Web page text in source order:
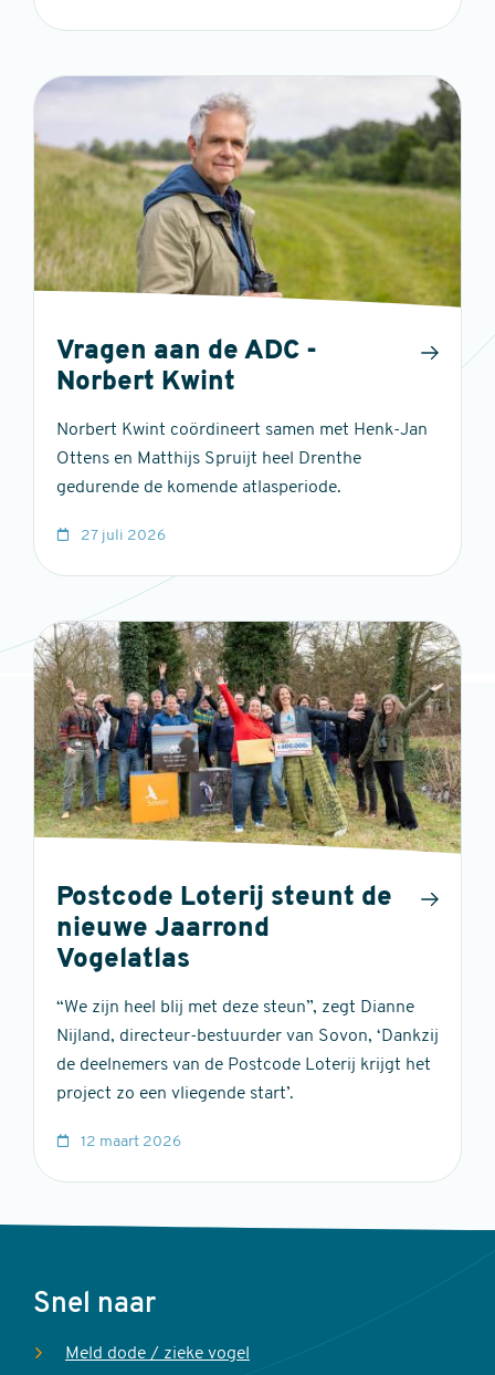
Vragen aan de ADC -
Norbert Kwint
Norbert Kwint coördineert samen met Henk-Jan
Ottens en Matthijs Spruijt heel Drenthe
gedurende de komende atlasperiode.
27 juli 2026
Postcode Loterij steunt de
nieuwe Jaarrond
Vogelatlas
“We zijn heel blij met deze steun”, zegt Dianne
Nijland, directeur-bestuurder van Sovon, ‘Dankzij
de deelnemers van de Postcode Loterij krijgt het
project zo een vliegende start’.
12 maart 2026
Voet
Snel naar
Meld dode / zieke vogel